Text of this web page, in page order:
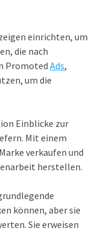
einrichten, um
die nach
Promoted Ads,
um die
Einblicke zur
Mit einem
verkaufen und
herstellen.
können, aber sie
Sie erweisen